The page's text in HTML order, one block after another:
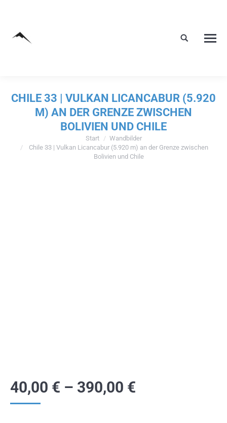
CHILE 33 | VULKAN LICANCABUR (5.920
M) AN DER GRENZE ZWISCHEN
BOLIVIEN UND CHILE
Start
Wandbilder
Chile 33 | Vulkan Licancabur (5.920 m) an der Grenze zwischen
Bolivien und Chile
40,00 € – 390,00 €